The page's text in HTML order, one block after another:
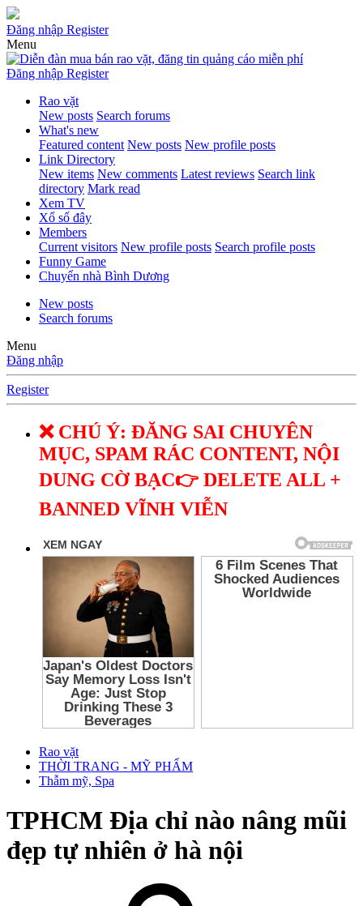
Đăng nhập Register
Menu
Đăng nhập Register
Rao vặt
New posts Search forums
What's new
Featured content New posts New profile posts
Link Directory
New items New comments Latest reviews Search link
directory Mark read
Xem TV
Xổ số đây
Members
Current visitors New profile posts Search profile posts
Funny Game
Chuyển nhà Bình Dương
New posts
Search forums
Menu
Đăng nhập
Register
❌ CHÚ Ý: ĐĂNG SAI CHUYÊN
MỤC, SPAM RÁC CONTENT, NỘI
DUNG CỜ BẠC👉 DELETE ALL +
BANNED VĨNH VIỄN
Rao vặt
THỜI TRANG - MỸ PHẨM
Thẫm mỹ, Spa
TPHCM Địa chỉ nào nâng mũi
đẹp tự nhiên ở hà nội